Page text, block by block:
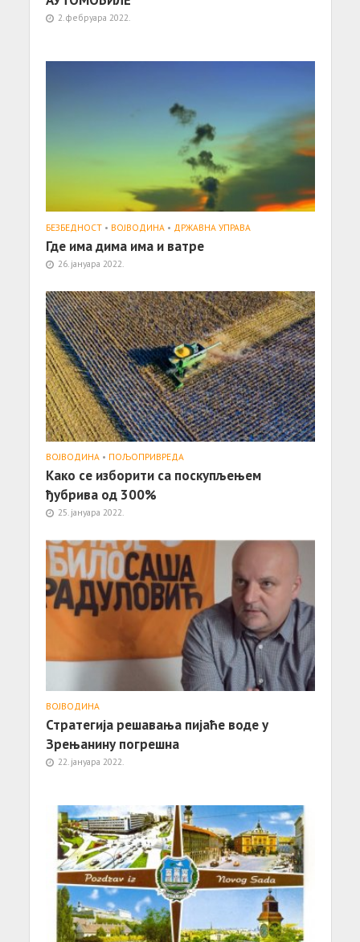
2. фебруара 2022.
БЕЗБЕДНОСТ • ВОЈВОДИНА • ДРЖАВНА УПРАВА
Где има дима има и ватре
26. јануара 2022.
ВОЈВОДИНА • ПОЉОПРИВРЕДА
Како се изборити са поскупљењем
ђубрива од 300%
25. јануара 2022.
ВОЈВОДИНА
Стратегија решавања пијаће воде у
Зрењанину погрешна
22. јануара 2022.